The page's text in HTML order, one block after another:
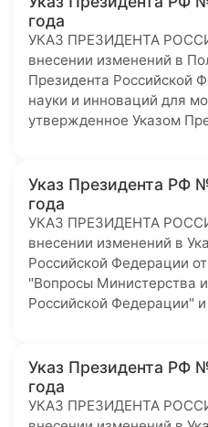
года
УКАЗ ПРЕЗИДЕНТА
внесении изменений в
Президента Российской
науки и инноваций для
утвержденное Указом
Указ Президента РФ
года
УКАЗ ПРЕЗИДЕНТА
внесении изменений в
Российской Федерации
"Вопросы Министерства
Российской Федерации"
Указ Президента РФ
года
УКАЗ ПРЕЗИДЕНТА